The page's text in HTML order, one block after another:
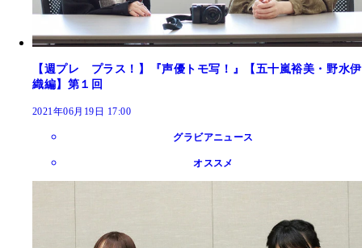
【週プレ プラス！】『声優トモ写！』【五十嵐裕美・野水伊
織編】第１回
2021年06月19日 17:00
グラビアニュース
オススメ